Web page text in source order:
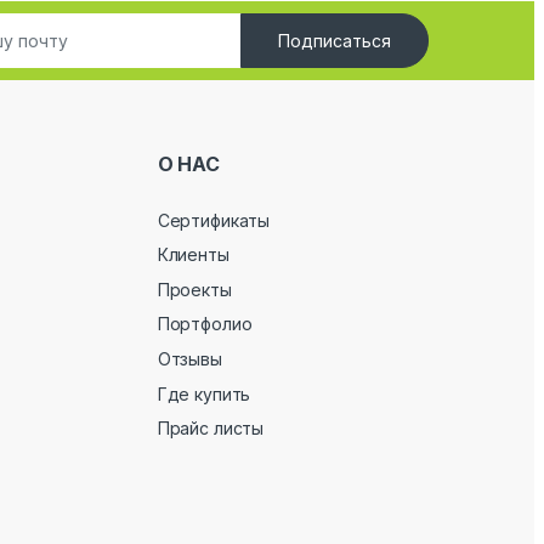
Подписаться
О НАС
Сертификаты
Клиенты
Проекты
Портфолио
Отзывы
Где купить
Прайс листы